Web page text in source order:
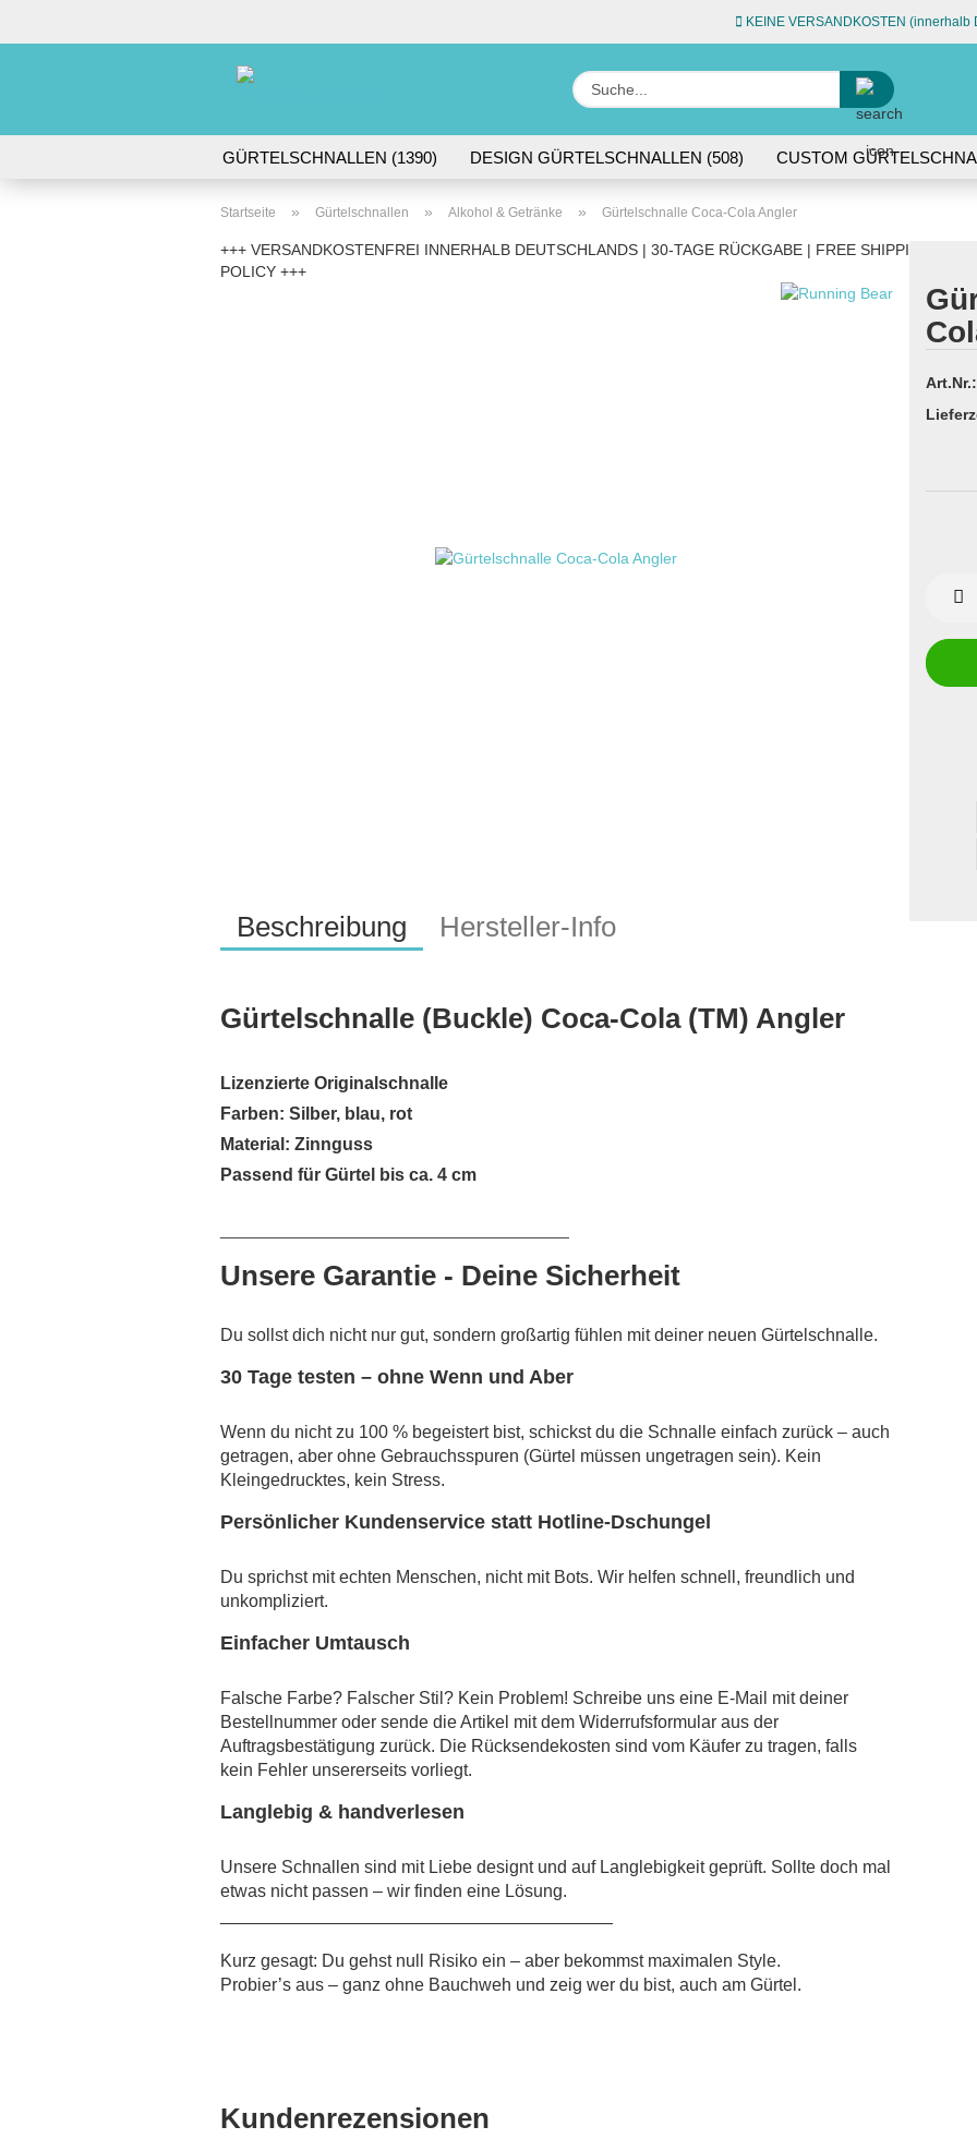
KEINE VERSANDKOSTEN (innerhalb
Sprache auswählen
Suche...
GÜRTELSCHNALLEN (1390) DESIGN GÜRTELSCHNALLEN (508) CUSTOM
Startseite » Gürtelschnallen » Alkohol & Getränke » Gürtelschnalle Coca-Cola Angler
+++ VERSANDKOSTENFREI INNERHALB DEUTSCHLANDS | 30-TAGE RÜCKGABE | FREE SHIPPING
POLICY +++
Art.Nr.:
Beschreibung Hersteller-Info
Gürtelschnalle (Buckle) Coca-Cola (TM) Angler
Lizenzierte Originalschnalle
Farben: Silber, blau, rot
Material: Zinnguss
Passend für Gürtel bis ca. 4 cm
Unsere Garantie - Deine Sicherheit
Du sollst dich nicht nur gut, sondern großartig fühlen mit deiner neuen Gürtelschnalle.
30 Tage testen – ohne Wenn und Aber
Wenn du nicht zu 100 % begeistert bist, schickst du die Schnalle einfach zurück – auch
getragen, aber ohne Gebrauchsspuren (Gürtel müssen ungetragen sein). Kein
Kleingedrucktes, kein Stress.
Persönlicher Kundenservice statt Hotline-Dschungel
Du sprichst mit echten Menschen, nicht mit Bots. Wir helfen schnell, freundlich und
unkompliziert.
Einfacher Umtausch
Falsche Farbe? Falscher Stil? Kein Problem! Schreibe uns eine E-Mail mit deiner
Bestellnummer oder sende die Artikel mit dem Widerrufsformular aus der
Auftragsbestätigung zurück. Die Rücksendekosten sind vom Käufer zu tragen, falls
kein Fehler unsererseits vorliegt.
Langlebig & handverlesen
Unsere Schnallen sind mit Liebe designt und auf Langlebigkeit geprüft. Sollte doch mal
etwas nicht passen – wir finden eine Lösung.
Kurz gesagt: Du gehst null Risiko ein – aber bekommst maximalen Style.
Probier’s aus – ganz ohne Bauchweh und zeig wer du bist, auch am Gürtel.
Kundenrezensionen